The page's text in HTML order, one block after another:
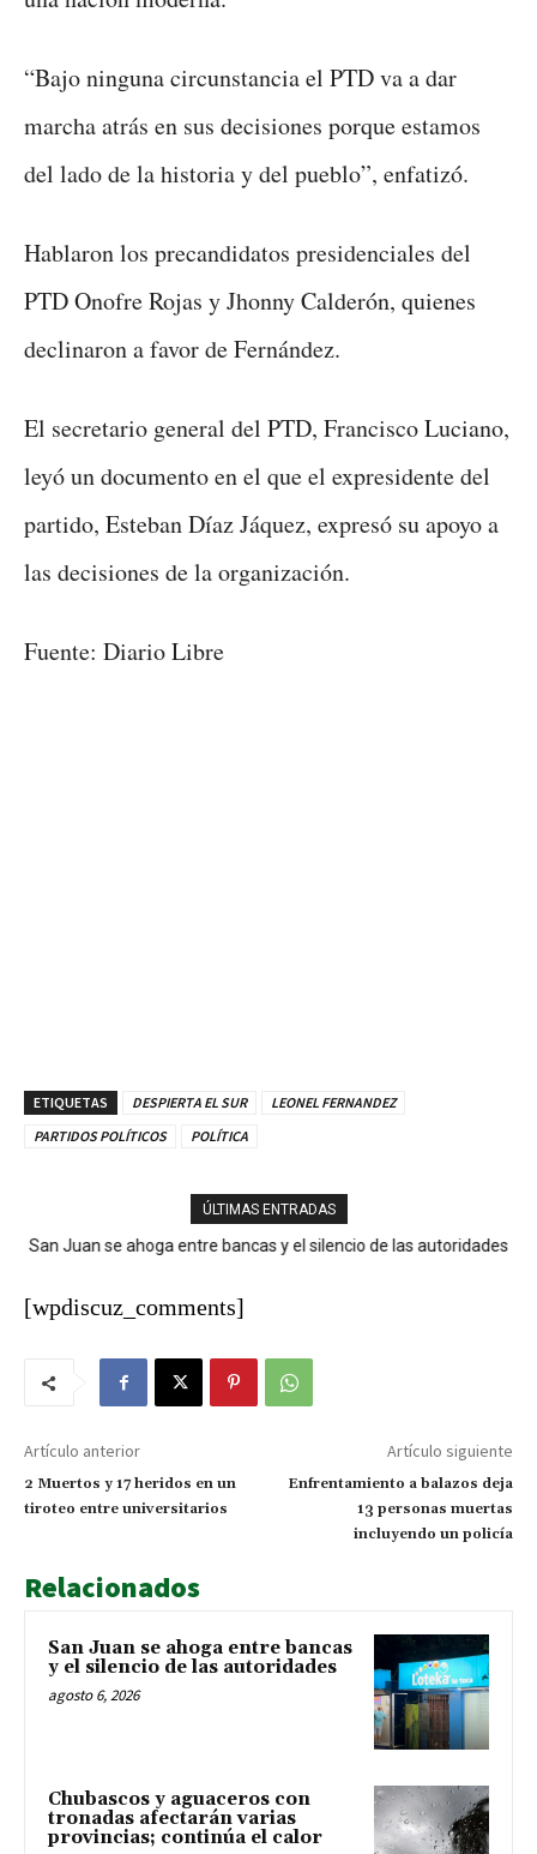
“Bajo ninguna circunstancia el PTD va a dar
marcha atrás en sus decisiones porque estamos
del lado de la historia y del pueblo”, enfatizó.
Hablaron los precandidatos presidenciales del
PTD Onofre Rojas y Jhonny Calderón, quienes
declinaron a favor de Fernández.
El secretario general del PTD, Francisco Luciano,
leyó un documento en el que el expresidente del
partido, Esteban Díaz Jáquez, expresó su apoyo a
las decisiones de la organización.
Fuente: Diario Libre
ETIQUETAS DESPIERTA EL SUR
LEONEL FERNANDEZ
PARTIDOS POLÍTICOS
POLÍTICA
ÚLTIMAS ENTRADAS
San Juan se ahoga entre bancas y el silencio de las autoridades
[wpdiscuz_comments]
Artículo anterior
2 Muertos y 17 heridos en un
tiroteo entre universitarios
Artículo siguiente
Enfrentamiento a balazos deja
13 personas muertas
incluyendo un policía
Relacionados
San Juan se ahoga entre bancas
y el silencio de las autoridades
agosto 6, 2026
Chubascos y aguaceros con
tronadas afectarán varias
provincias; continúa el calor